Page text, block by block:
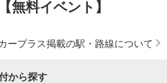
無料イベント】
ープラス掲載の駅・路線について
から探す